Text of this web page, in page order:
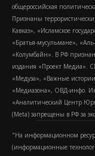
общероссийская
Признаны
Кавказ», «Исламское
«Братья-мусульмане»,
«Колумбайн». В РФ
издания «Проект Медиа».
«Медуза», «Важные
«Медиазона», ОВД-инфо.
«Аналитический Центр
(Metа) запрещены в РФ за
"На информационном
(информационные